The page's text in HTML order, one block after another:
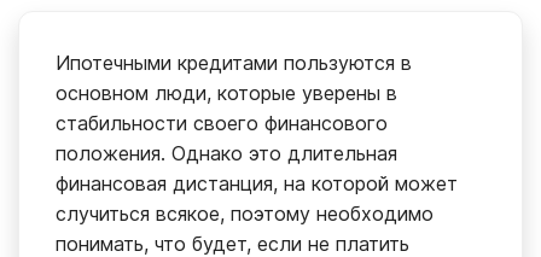
Ипотечными кредитами пользуются в
основном люди, которые уверены в
стабильности своего финансового
положения. Однако это длительная
финансовая дистанция, на которой может
случиться всякое, поэтому необходимо
понимать, что будет, если не платить